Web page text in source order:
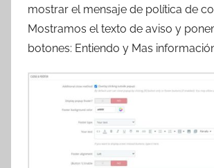
mostrar el mensaje de política de
Mostramos el texto de aviso y
botones: Entiendo y Mas